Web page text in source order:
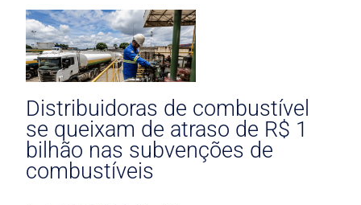
Distribuidoras de combustível
se queixam de atraso de R$ 1
bilhão nas subvenções de
combustíveis